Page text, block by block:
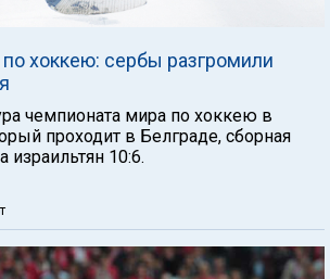
хоккею: сербы разгромили
чемпионата мира по хоккею в
проходит в Белграде, сборная
израильтян 10:6.